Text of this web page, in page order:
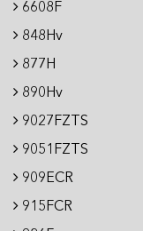
6608F
848Hv
877H
890Hv
9027FZTS
9051FZTS
909ECR
915FCR